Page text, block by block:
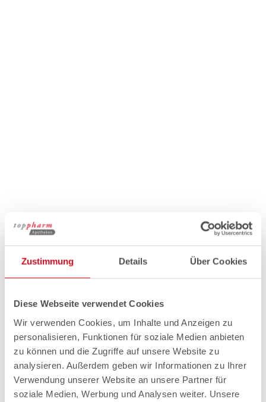
Zustimmung Details Über Cookies
Diese Webseite verwendet Cookies
Wir verwenden Cookies, um Inhalte und Anzeigen zu
personalisieren, Funktionen für soziale Medien anbieten
zu können und die Zugriffe auf unsere Website zu
analysieren. Außerdem geben wir Informationen zu Ihrer
Verwendung unserer Website an unsere Partner für
soziale Medien, Werbung und Analysen weiter. Unsere